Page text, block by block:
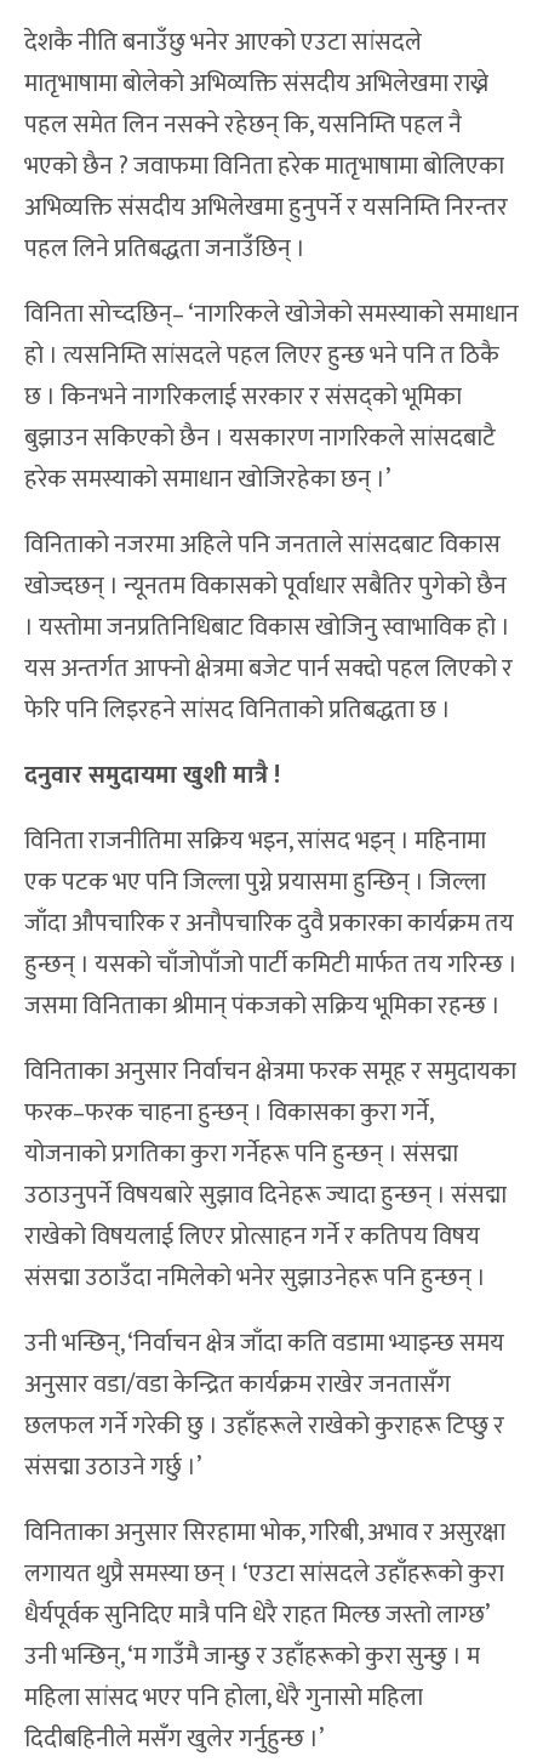
देशकै नीति बनाउँछु भनेर आएको एउटा सांसदले
मातृभाषामा बोलेको अभिव्यक्ति संसदीय अभिलेखमा राख्ने
पहल समेत लिन नसक्ने रहेछन् कि, यसनिम्ति पहल नै
भएको छैन ? जवाफमा विनिता हरेक मातृभाषामा बोलिएका
अभिव्यक्ति संसदीय अभिलेखमा हुनुपर्ने र यसनिम्ति निरन्तर
पहल लिने प्रतिबद्धता जनाउँछिन् ।
विनिता सोच्दछिन्– ‘नागरिकले खोजेको समस्याको समाधान
हो । त्यसनिम्ति सांसदले पहल लिएर हुन्छ भने पनि त ठिकै
छ । किनभने नागरिकलाई सरकार र संसद्को भूमिका
बुझाउन सकिएको छैन । यसकारण नागरिकले सांसदबाटै
हरेक समस्याको समाधान खोजिरहेका छन् ।’
विनिताको नजरमा अहिले पनि जनताले सांसदबाट विकास
खोज्दछन् । न्यूनतम विकासको पूर्वाधार सबैतिर पुगेको छैन
। यस्तोमा जनप्रतिनिधिबाट विकास खोजिनु स्वाभाविक हो ।
यस अन्तर्गत आफ्नो क्षेत्रमा बजेट पार्न सक्दो पहल लिएको र
फेरि पनि लिइरहने सांसद विनिताको प्रतिबद्धता छ ।
दनुवार समुदायमा खुशी मात्रै !
विनिता राजनीतिमा सक्रिय भइन, सांसद भइन् । महिनामा
एक पटक भए पनि जिल्ला पुग्ने प्रयासमा हुन्छिन् । जिल्ला
जाँदा औपचारिक र अनौपचारिक दुवै प्रकारका कार्यक्रम तय
हुन्छन् । यसको चाँजोपाँजो पार्टी कमिटी मार्फत तय गरिन्छ ।
जसमा विनिताका श्रीमान् पंकजको सक्रिय भूमिका रहन्छ ।
विनिताका अनुसार निर्वाचन क्षेत्रमा फरक समूह र समुदायका
फरक–फरक चाहना हुन्छन् । विकासका कुरा गर्ने,
योजनाको प्रगतिका कुरा गर्नेहरू पनि हुन्छन् । संसद्मा
उठाउनुपर्ने विषयबारे सुझाव दिनेहरू ज्यादा हुन्छन् । संसद्मा
राखेको विषयलाई लिएर प्रोत्साहन गर्ने र कतिपय विषय
संसद्मा उठाउँदा नमिलेको भनेर सुझाउनेहरू पनि हुन्छन् ।
उनी भन्छिन्, ‘निर्वाचन क्षेत्र जाँदा कति वडामा भ्याइन्छ समय
अनुसार वडा/वडा केन्द्रित कार्यक्रम राखेर जनतासँग
छलफल गर्ने गरेकी छु । उहाँहरूले राखेको कुराहरू टिप्छु र
संसद्मा उठाउने गर्छु ।’
विनिताका अनुसार सिरहामा भोक, गरिबी, अभाव र असुरक्षा
लगायत थुप्रै समस्या छन् । ‘एउटा सांसदले उहाँहरूको कुरा
धैर्यपूर्वक सुनिदिए मात्रै पनि धेरै राहत मिल्छ जस्तो लाग्छ’
उनी भन्छिन्, ‘म गाउँमै जान्छु र उहाँहरूको कुरा सुन्छु । म
महिला सांसद भएर पनि होला, धेरै गुनासो महिला
दिदीबहिनीले मसँग खुलेर गर्नुहुन्छ ।’